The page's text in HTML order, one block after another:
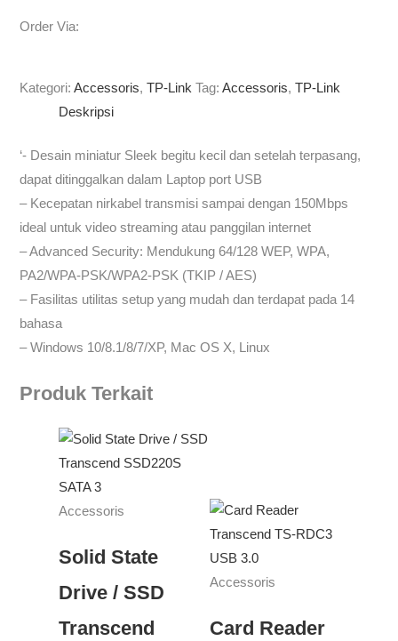
Order Via:
Kategori:Accessoris,TP-Link Tag:Accessoris,TP-Link
Deskripsi
‘- Desain miniatur Sleek begitu kecil dan setelah terpasang,
dapat ditinggalkan dalam Laptop port USB
– Kecepatan nirkabel transmisi sampai dengan 150Mbps
ideal untuk video streaming atau panggilan internet
– Advanced Security: Mendukung 64/128 WEP, WPA,
PA2/WPA-PSK/WPA2-PSK (TKIP / AES)
– Fasilitas utilitas setup yang mudah dan terdapat pada 14
bahasa
– Windows 10/8.1/8/7/XP, Mac OS X, Linux
Produk Terkait
Accessoris
Solid State
Drive / SSD
Transcend
Accessoris
Card Reader